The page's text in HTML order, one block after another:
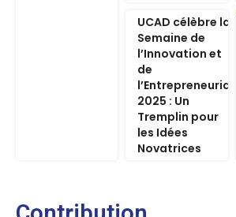
UCAD célèbre la
Semaine de
l’Innovation et
de
l’Entrepreneuriat
2025 : Un
Tremplin pour
les Idées
Novatrices